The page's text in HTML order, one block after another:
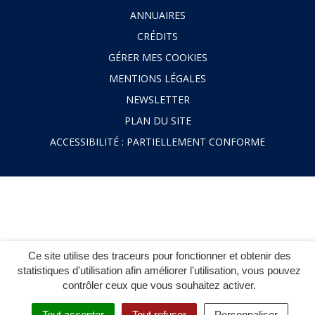
Ce site utilise des traceurs pour fonctionner et obtenir des
statistiques d'utilisation afin améliorer l'utilisation, vous pouvez
contrôler ceux que vous souhaitez activer.
ANNUAIRES
CRÉDITS
GÉRER MES COOKIES
MENTIONS LÉGALES
NEWSLETTER
PLAN DU SITE
ACCESSIBILITÉ : PARTIELLEMENT CONFORME